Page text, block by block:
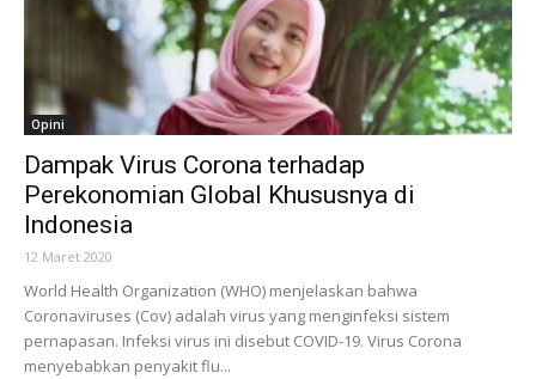
Opini
Dampak Virus Corona terhadap
Perekonomian Global Khususnya di
Indonesia
12 Maret 2020
World Health Organization (WHO) menjelaskan bahwa
Coronaviruses (Cov) adalah virus yang menginfeksi sistem
pernapasan. Infeksi virus ini disebut COVID-19. Virus Corona
menyebabkan penyakit flu...